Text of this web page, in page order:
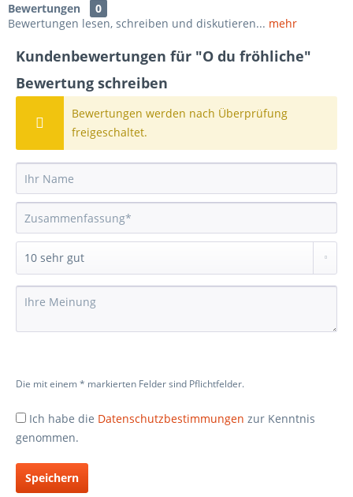
Bewertungen
0
Bewertungen lesen, schreiben und diskutieren... mehr
Kundenbewertungen für "O du fröhliche"
Bewertung schreiben
Bewertungen werden nach Überprüfung
freigeschaltet.
Die mit einem * markierten Felder sind Pflichtfelder.
Ich habe die Datenschutzbestimmungen zur Kenntnis
genommen.
Speichern